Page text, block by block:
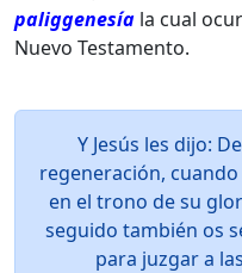
paliggenesía la cual
Nuevo Testamento.
Y Jesús les dijo:
regeneración,
en el trono de su
seguido también os
para juzgar a